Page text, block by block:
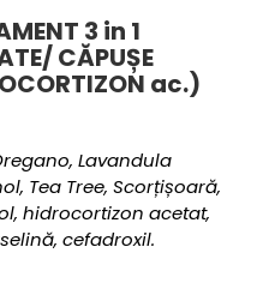
3 in 1
CĂPUȘE
ac.)
Lavandula
Tea Tree, Scorțișoară,
hidrocortizon acetat,
cefadroxil.